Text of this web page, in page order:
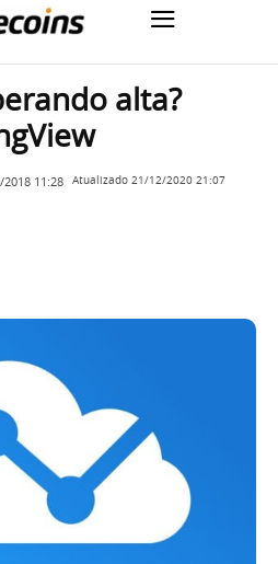
alta?
11:28 Atualizado 21/12/2020 21:07